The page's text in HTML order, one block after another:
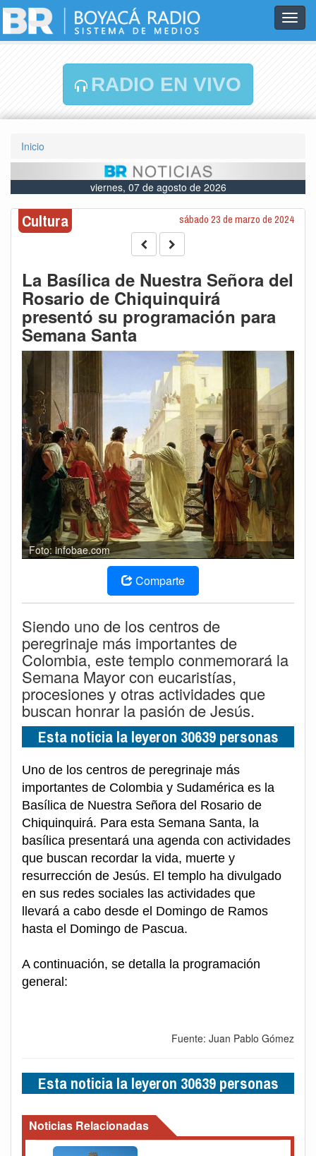
RADIO EN VIVO
Inicio
viernes, 07 de agosto de 2026
Cultura sábado 23 de marzo de 2024
La Basílica de Nuestra Señora del
Rosario de Chiquinquirá
presentó su programación para
Semana Santa
Foto: infobae.com
Comparte
Siendo uno de los centros de
peregrinaje más importantes de
Colombia, este templo conmemorará la
Semana Mayor con eucaristías,
procesiones y otras actividades que
buscan honrar la pasión de Jesús.
Esta noticia la leyeron 30639 personas
Uno de los centros de peregrinaje más
importantes de Colombia y Sudamérica es la
Basílica de Nuestra Señora del Rosario de
Chiquinquirá. Para esta Semana Santa, la
basílica presentará una agenda con actividades
que buscan recordar la vida, muerte y
resurrección de Jesús. El templo ha divulgado
en sus redes sociales las actividades que
llevará a cabo desde el Domingo de Ramos
hasta el Domingo de Pascua.
A continuación, se detalla la programación
general:
Fuente: Juan Pablo Gómez
Esta noticia la leyeron 30639 personas
Noticias Relacionadas